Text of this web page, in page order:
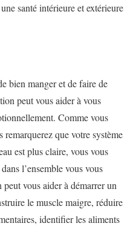
santé intérieure et extérieure
bien manger et de faire de
peut vous aider à vous
Comme vous
que votre système
est plus claire, vous vous
l’ensemble vous vous
vous aider à démarrer un
le muscle maigre, réduire
identifier les aliments